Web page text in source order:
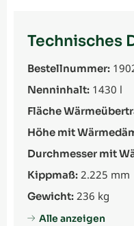
Technisches
Bestellnummer:
Nenninhalt: 1430 l
Fläche
Höhe mit
Durchmesser mit
Kippmaß: 2.225 mm
Gewicht: 236 kg
Alle anzeigen